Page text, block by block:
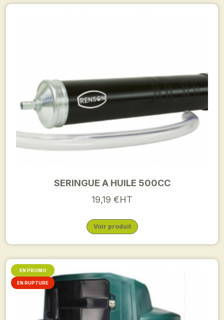
SERINGUE A HUILE 500CC
19,19 €HT
Voir produit
EN PROMO
EN RUPTURE